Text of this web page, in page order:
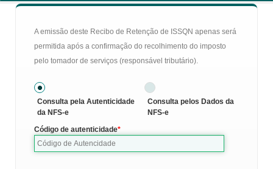
A emissão deste Recibo de Retenção de ISSQN apenas será
permitida após a confirmação do recolhimento do imposto
pelo tomador de serviços (responsável tributário).
Consulta pela Autenticidade
da NFS-e
Consulta pelos Dados da
NFS-e
Código de autenticidade